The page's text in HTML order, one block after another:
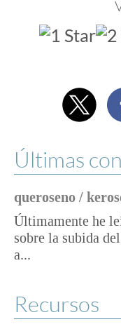
Últimas
queroseno /
Últimamente he
sobre la subida
a...
Recursos